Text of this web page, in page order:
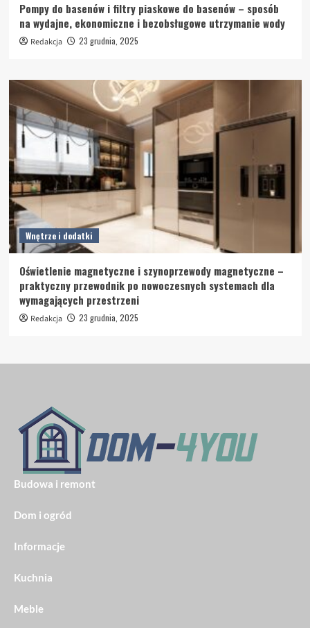
Pompy do basenów i filtry piaskowe do basenów – sposób
na wydajne, ekonomiczne i bezobsługowe utrzymanie wody
Redakcja 23 grudnia, 2025
Wnętrze i dodatki
Oświetlenie magnetyczne i szynoprzewody magnetyczne –
praktyczny przewodnik po nowoczesnych systemach dla
wymagających przestrzeni
Redakcja 23 grudnia, 2025
Budowa i remont
Dom i ogród
Informacje
Kuchnia
Meble